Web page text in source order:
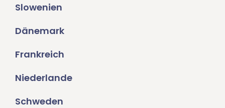
Slowenien
Dänemark
Frankreich
Niederlande
Schweden